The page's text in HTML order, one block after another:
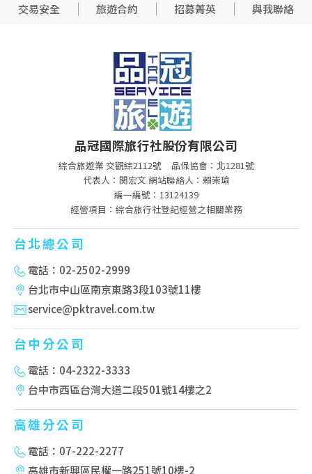
交易安全
旅遊合約 招募菁英 與我聯絡
品冠國際旅行社股份有限公司
綜合旅遊業 交觀綜2112號
品保協會：北1281號
代表人：関宏文 網站聯絡人：賴崇瑜
編一編號：13124139
經營項目：綜合旅行社登記經營之相關業務
台北總公司
電話：02-2502-2999
台北市中山區南京東路3段103號11樓
service@pktravel.com.tw
台中分公司
電話：04-2322-3333
台中市西區台灣大道二段501號14樓之2
高雄分公司
電話：07-222-2277
高雄市新興區民權一路251號10樓-2